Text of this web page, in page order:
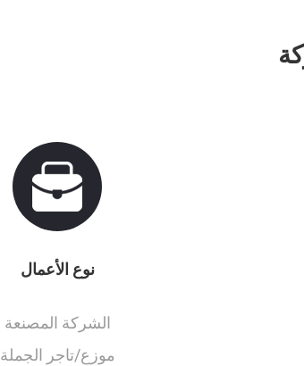
نوع الأعمال
الشركة المصنعة
موزع/تاجر الجملة